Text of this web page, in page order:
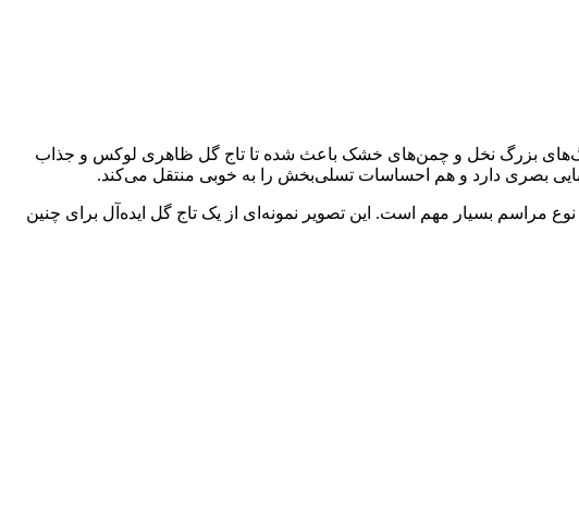
برگ‌های بزرگ نخل و چمن‌های خشک باعث شده تا تاج گل ظاهری لوکس و جذاب
بصری دارد و هم احساسات تسلی‌بخش را به خوبی منتقل می‌کند.
مراسم بسیار مهم است. این تصویر نمونه‌ای از یک تاج گل ایده‌آل برای چنین